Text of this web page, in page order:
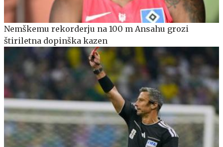
Nemškemu rekorderju na 100 m Ansahu grozi
štiriletna dopinška kazen